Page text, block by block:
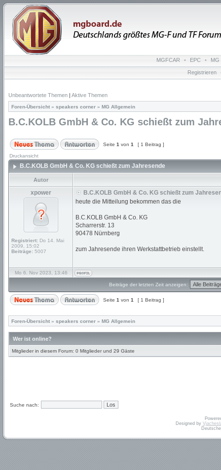
MGFCAR • EPC • MG
Registrieren
Unbeantwortete Themen | Aktive Themen
Foren-Übersicht » speakers corner » MG Allgemein
B.C.KOLB GmbH & Co. KG schießt zum
Seite 1 von 1 [ 1 Beitrag ]
Druckansicht
B.C.KOLB GmbH & Co. KG schießt zum Jahresende
Autor
xpower
Registriert: Do 14. Mai
2009, 15:02
Beiträge: 5007
B.C.KOLB GmbH & Co. KG schießt zum
heute die Mitteilung bekommen das die
B.C.KOLB GmbH & Co. KG
Scharrerstr. 13
90478 Nürnberg
zum Jahresende ihren Werkstattbetrieb einstellt.
Mo 6. Nov 2023, 13:46
Beiträge der letzten Zeit anzeigen:
Seite 1 von 1 [ 1 Beitrag ]
Foren-Übersicht » speakers corner » MG Allgemein
Wer ist online?
Mitglieder in diesem Forum: 0 Mitglieder und 29 Gäste
Suche nach:
Designed by